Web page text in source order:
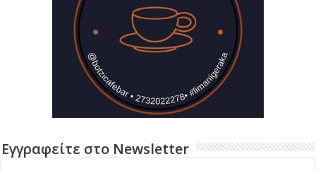
Εγγραφείτε στο Newsletter